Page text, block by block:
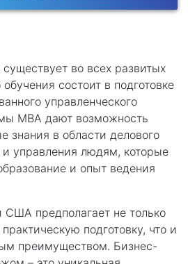
во всех развитых
состоит в подготовке
управленческого
MBA дают возможность
знания в области делового
управления людям, которые
и опыт ведения
США предполагает не только
подготовку, что и
преимуществом. Бизнес-